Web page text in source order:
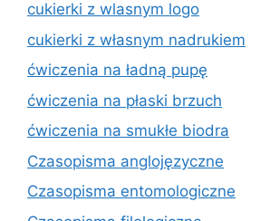
cukierki z wlasnym logo
cukierki z własnym nadrukiem
ćwiczenia na ładną pupę
ćwiczenia na płaski brzuch
ćwiczenia na smukłe biodra
Czasopisma anglojęzyczne
Czasopisma entomologiczne